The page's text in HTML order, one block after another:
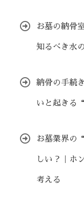
お墓の納骨
知るべき水
納骨の手続
いと起きる
お墓業界の
しい？｜ホ
考える